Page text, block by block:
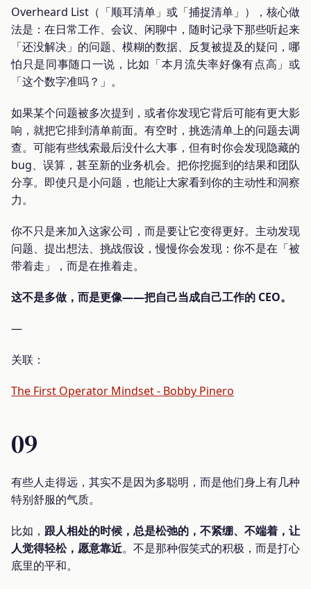
Overheard List（「顺耳清单」或「捕捉清单」），核心做
法是：在日常工作、会议、闲聊中，随时记录下那些听起来
「还没解决」的问题、模糊的数据、反复被提及的疑问，哪
怕只是同事随口一说，比如「本月流失率好像有点高」或
「这个数字准吗？」。
如果某个问题被多次提到，或者你发现它背后可能有更大影
响，就把它排到清单前面。有空时，挑选清单上的问题去调
查。可能有些线索最后没什么大事，但有时你会发现隐藏的
bug、误算，甚至新的业务机会。把你挖掘到的结果和团队
分享。即使只是小问题，也能让大家看到你的主动性和洞察
力。
你不只是来加入这家公司，而是要让它变得更好。主动发现
问题、提出想法、挑战假设，慢慢你会发现：你不是在「被
带着走」，而是在推着走。
这不是多做，而是更像——把自己当成自己工作的 CEO。
—
关联：
The First Operator Mindset - Bobby Pinero
09
有些人走得远，其实不是因为多聪明，而是他们身上有几种
特别舒服的气质。
比如， 跟人相处的时候，总是松弛的，不紧绷、不端着，让
人觉得轻松，愿意靠近。不是那种假笑式的积极，而是打心
底里的平和。